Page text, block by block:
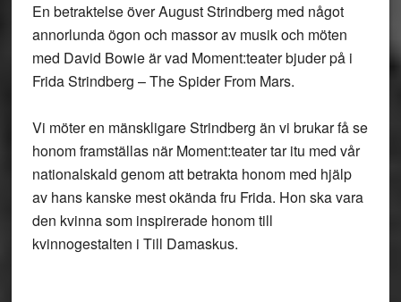
En betraktelse över August Strindberg med något
annorlunda ögon och massor av musik och möten
med David Bowie är vad Moment:teater bjuder på i
Frida Strindberg – The Spider From Mars.
Vi möter en mänskligare Strindberg än vi brukar få se
honom framställas när Moment:teater tar itu med vår
nationalskald genom att betrakta honom med hjälp
av hans kanske mest okända fru Frida. Hon ska vara
den kvinna som inspirerade honom till
kvinnogestalten i Till Damaskus.